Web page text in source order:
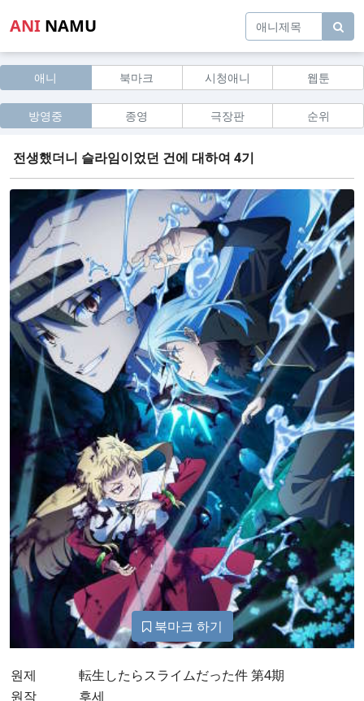
ANI NAMU
애니 북마크 시청애니 웹툰
방영중 종영 극장판 순위
전생했더니 슬라임이었던 건에 대하여 4기
북마크 하기
원제
転生したらスライムだった件 第4期
원작
후세